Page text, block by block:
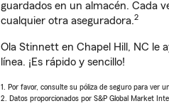
guardados en un almacén. Cada
cualquier otra aseguradora.2
Ola Stinnett en Chapel Hill, NC le
línea. ¡Es rápido y sencillo!
1. Por favor, consulte su póliza de seguro para ver
2. Datos proporcionados por S&P Global Market